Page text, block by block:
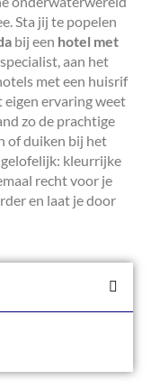
Sta jij te popelen
bij een hotel met
aan het
met een huisrif
eigen ervaring weet
zo de prachtige
of duiken bij het
kleurrijke
recht voor je
en laat je door